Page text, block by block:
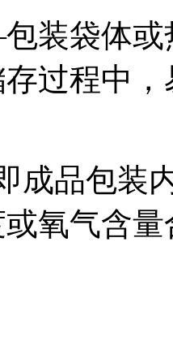
装袋体或
过程中
品包装
氧气含